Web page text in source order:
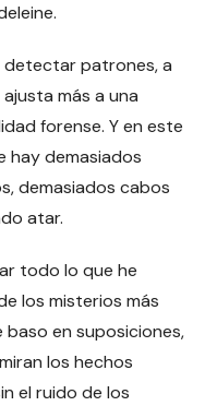
detectar patrones, a
más a una
forense. Y en este
hay demasiados
demasiados cabos
atar.
todo lo que he
los misterios más
en suposiciones,
los hechos
el ruido de los